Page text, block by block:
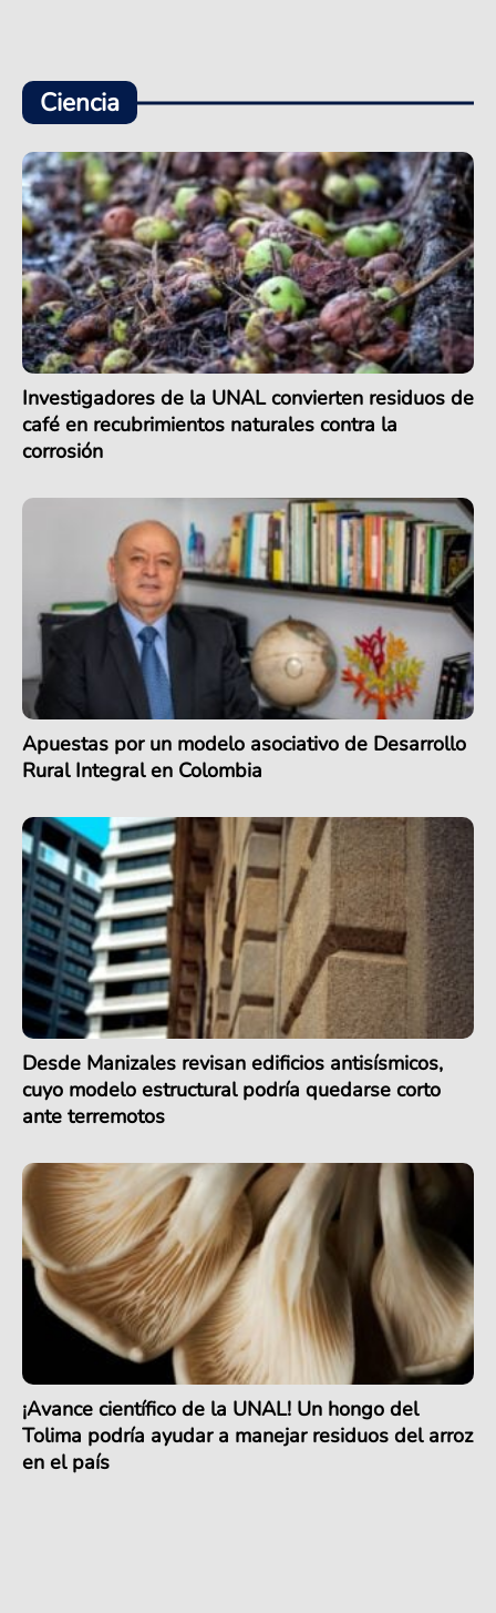
Ciencia
Investigadores de la UNAL convierten residuos de
café en recubrimientos naturales contra la
corrosión
Apuestas por un modelo asociativo de Desarrollo
Rural Integral en Colombia
Desde Manizales revisan edificios antisísmicos,
cuyo modelo estructural podría quedarse corto
ante terremotos
¡Avance científico de la UNAL! Un hongo del
Tolima podría ayudar a manejar residuos del arroz
en el país